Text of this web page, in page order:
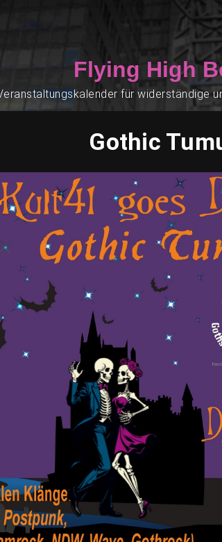
Flying High
für widerständige
Gothic